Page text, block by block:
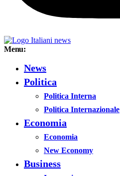
Menu:
News
Politica
Politica Interna
Politica Internazionale
Economia
Economia
New Economy
Business